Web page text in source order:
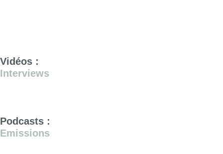
Vidéos :
Interviews
Podcasts :
Emissions